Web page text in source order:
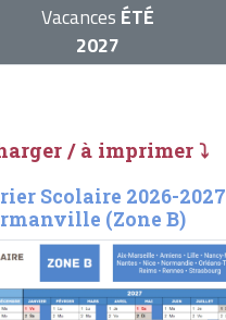
Vacances ÉTÉ
2027
/ à imprimer ⤵
Scolaire 2026-2027
(Zone B)